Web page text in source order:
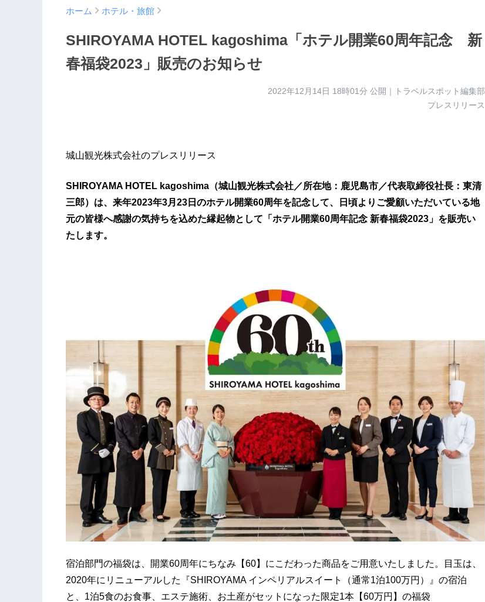
ホーム ホテル・旅館
SHIROYAMA HOTEL kagoshima「ホテル開業60周年記念 新
春福袋2023」販売のお知らせ
2022年12月14日 18時01分 公開｜トラベルスポット編集部
プレスリリース
城山観光株式会社のプレスリリース
SHIROYAMA HOTEL kagoshima（城山観光株式会社／所在地：鹿児島市／代表取締役社長：東清
三郎）は、来年2023年3月23日のホテル開業60周年を記念して、日頃よりご愛顧いただいている地
元の皆様へ感謝の気持ちを込めた縁起物として「ホテル開業60周年記念 新春福袋2023」を販売い
たします。
宿泊部門の福袋は、開業60周年にちなみ【60】にこだわった商品をご用意いたしました。目玉は、
2020年にリニューアルした『SHIROYAMA インペリアルスイート（通常1泊100万円）』の宿泊
と、1泊5食のお食事、エステ施術、お土産がセットになった限定1本【60万円】の福袋